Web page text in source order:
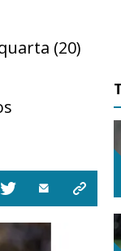
(20)